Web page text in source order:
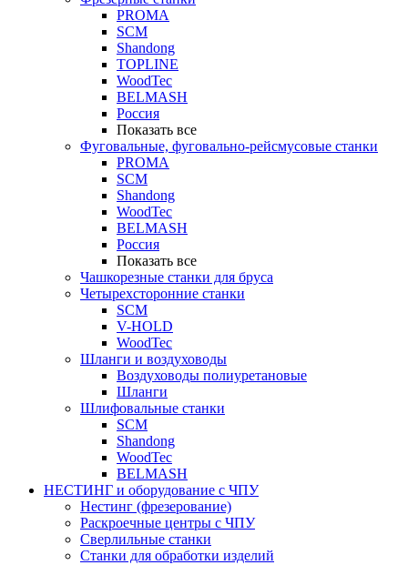
PROMA
SCM
Shandong
TOPLINE
WoodTec
BELMASH
Россия
Показать все
Фуговальные, фуговально-рейсмусовые станки
PROMA
SCM
Shandong
WoodTec
BELMASH
Россия
Показать все
Чашкорезные станки для бруса
Четырехсторонние станки
SCM
V-HOLD
WoodTec
Шланги и воздуховоды
Воздуховоды полиуретановые
Шланги
Шлифовальные станки
SCM
Shandong
WoodTec
BELMASH
НЕСТИНГ и оборудование с ЧПУ
Нестинг (фрезерование)
Раскроечные центры с ЧПУ
Сверлильные станки
Станки для обработки изделий